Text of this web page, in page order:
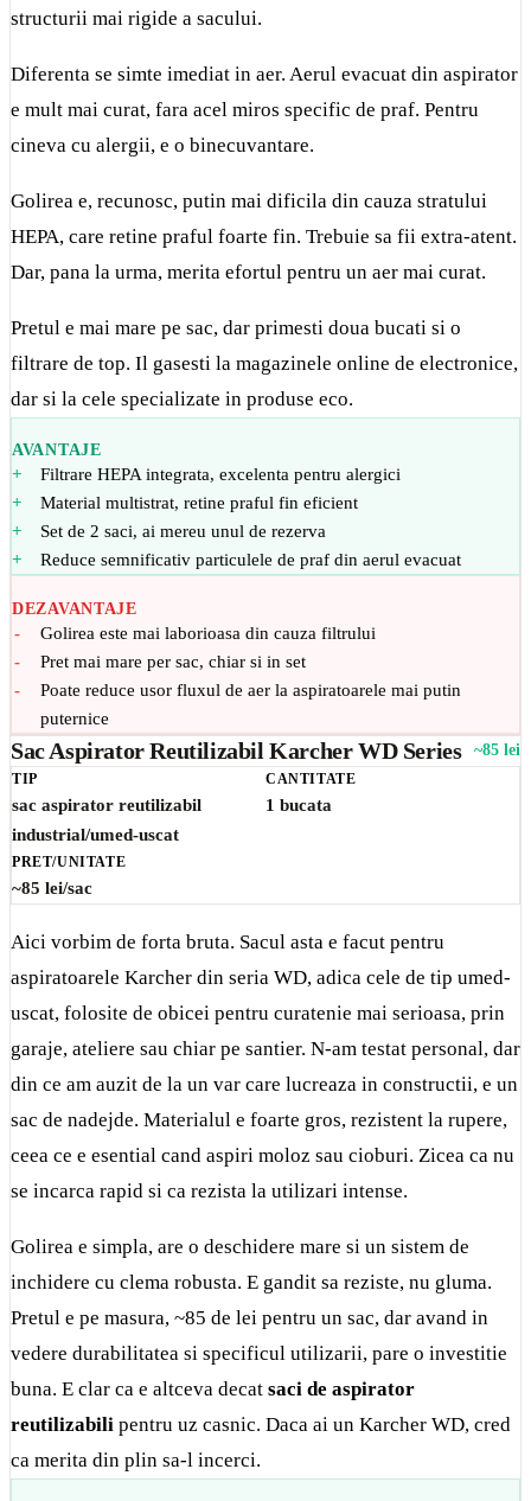
structurii mai rigide a sacului.
Diferenta se simte imediat in aer. Aerul evacuat din aspirator
e mult mai curat, fara acel miros specific de praf. Pentru
cineva cu alergii, e o binecuvantare.
Golirea e, recunosc, putin mai dificila din cauza stratului
HEPA, care retine praful foarte fin. Trebuie sa fii extra-atent.
Dar, pana la urma, merita efortul pentru un aer mai curat.
Pretul e mai mare pe sac, dar primesti doua bucati si o
filtrare de top. Il gasesti la magazinele online de electronice,
dar si la cele specializate in produse eco.
AVANTAJE
Filtrare HEPA integrata, excelenta pentru alergici
Material multistrat, retine praful fin eficient
Set de 2 saci, ai mereu unul de rezerva
Reduce semnificativ particulele de praf din aerul evacuat
DEZAVANTAJE
Golirea este mai laborioasa din cauza filtrului
Pret mai mare per sac, chiar si in set
Poate reduce usor fluxul de aer la aspiratoarele mai putin
puternice
Sac Aspirator Reutilizabil Karcher WD Series ~85 lei
TIP
sac aspirator reutilizabil
industrial/umed-uscat
CANTITATE
1 bucata
PRET/UNITATE
~85 lei/sac
Aici vorbim de forta bruta. Sacul asta e facut pentru
aspiratoarele Karcher din seria WD, adica cele de tip umed-
uscat, folosite de obicei pentru curatenie mai serioasa, prin
garaje, ateliere sau chiar pe santier. N-am testat personal, dar
din ce am auzit de la un var care lucreaza in constructii, e un
sac de nadejde. Materialul e foarte gros, rezistent la rupere,
ceea ce e esential cand aspiri moloz sau cioburi. Zicea ca nu
se incarca rapid si ca rezista la utilizari intense.
Golirea e simpla, are o deschidere mare si un sistem de
inchidere cu clema robusta. E gandit sa reziste, nu gluma.
Pretul e pe masura, ~85 de lei pentru un sac, dar avand in
vedere durabilitatea si specificul utilizarii, pare o investitie
buna. E clar ca e altceva decat saci de aspirator
reutilizabili pentru uz casnic. Daca ai un Karcher WD, cred
ca merita din plin sa-l incerci.